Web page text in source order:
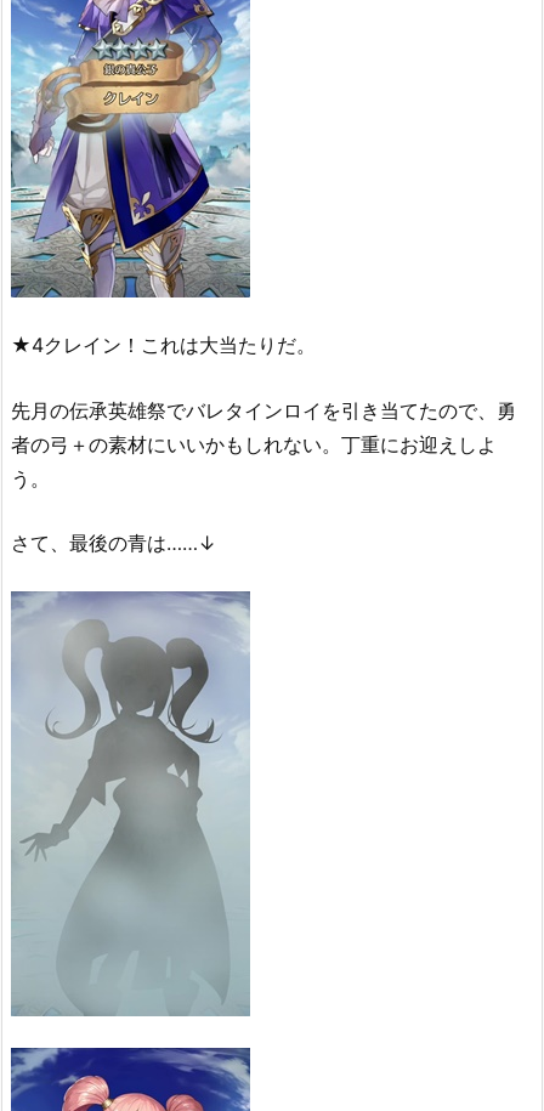
★4クレイン！これは大当たりだ。
先月の伝承英雄祭でバレタインロイを引き当てたので、勇
者の弓＋の素材にいいかもしれない。丁重にお迎えしよ
う。
さて、最後の青は……↓